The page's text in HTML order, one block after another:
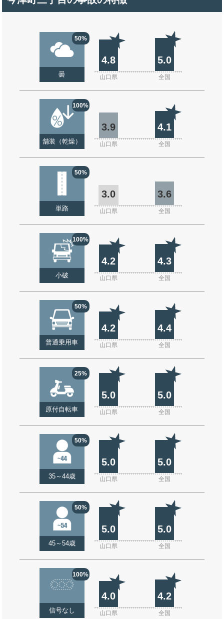
50%
曇
4.8 5.0
山口県 全国
100%
舗装（乾燥）
3.9 4.1
山口県 全国
50%
単路
3.0 3.6
山口県 全国
100%
小破
4.2 4.3
山口県 全国
50%
普通乗用車
4.2 4.4
山口県 全国
25%
原付自転車
5.0 5.0
山口県 全国
50%
35～44歳
5.0 5.0
山口県 全国
50%
45～54歳
5.0 5.0
山口県 全国
100%
信号なし
4.0 4.2
山口県 全国